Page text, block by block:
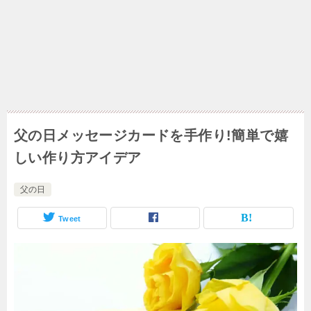
父の日メッセージカードを手作り!簡単で嬉
しい作り方アイデア
父の日
Tweet